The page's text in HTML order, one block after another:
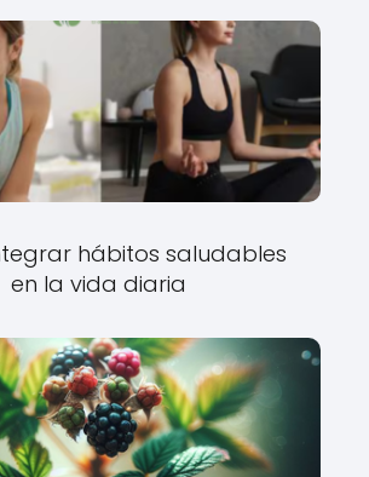
hábitos saludables
en la vida diaria